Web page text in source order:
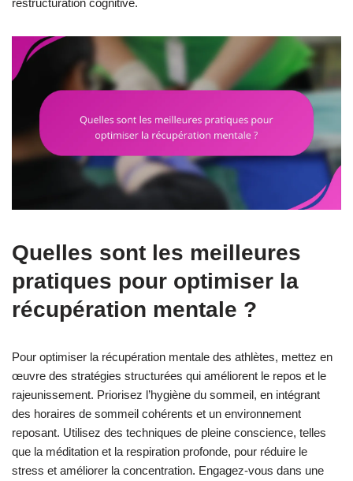
restructuration cognitive.
Quelles sont les meilleures
pratiques pour optimiser la
récupération mentale ?
Pour optimiser la récupération mentale des athlètes, mettez en
œuvre des stratégies structurées qui améliorent le repos et le
rajeunissement. Priorisez l’hygiène du sommeil, en intégrant
des horaires de sommeil cohérents et un environnement
reposant. Utilisez des techniques de pleine conscience, telles
que la méditation et la respiration profonde, pour réduire le
stress et améliorer la concentration. Engagez-vous dans une